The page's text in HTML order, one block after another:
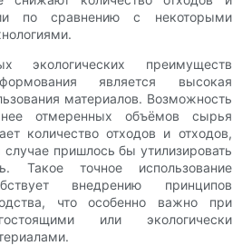
по сравнению с некоторыми
преимуществ
является высокая
материалов. Возможность
отмеренных объёмов сырья
количество отходов и отходов,
пришлось бы утилизировать
Такое точное использование
внедрению принципов
что особенно важно при
или экологически